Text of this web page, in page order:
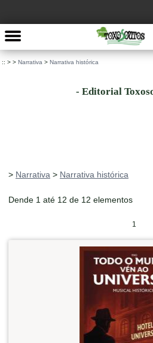
:: > > Narrativa > Narrativa histórica
- Editorial
> Narrativa > Narrativa histórica
Dende 1 até 12 de 12 elementos
1